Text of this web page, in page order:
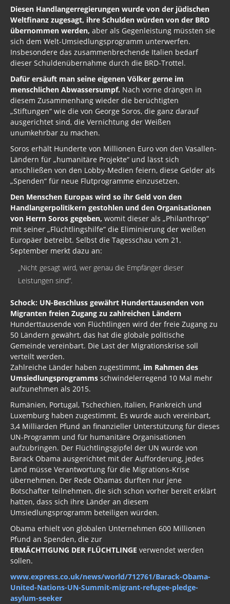
Diesen Handlangerregierungen wurde von der jüdischen
Weltfinanz zugesagt, ihre Schulden würden von der BRD
übernommen werden, aber als Gegenleistung müssten sie
sich dem Welt-Umsiedlungsprogramm unterwerfen.
Insbesondere das zusammenbrechende Italien bedarf
dieser Schuldenübernahme durch die BRD-Trottel.
Dafür ersäuft man seine eigenen Völker gerne im
menschlichen Abwassersumpf. Nach vorne drängen in
diesem Zusammenhang wieder die berüchtigten
„Stiftungen“ wie die von George Soros, die ganz darauf
ausgerichtet sind, die Vernichtung der Weißen
unumkehrbar zu machen.
Soros erhält Hunderte von Millionen Euro von den Vasallen-
Ländern für „humanitäre Projekte“ und lässt sich
anschließen von den Lobby-Medien feiern, diese Gelder als
„Spenden“ für neue Flutprogramme einzusetzen.
Den Menschen Europas wird so ihr Geld von den
Handlangerpolitikern gestohlen und den Organisationen
von Herrn Soros gegeben, womit dieser als „Philanthrop“
mit seiner „Flüchtlingshilfe“ die Eliminierung der weißen
Europäer betreibt. Selbst die Tagesschau vom 21.
September merkt dazu an:
„Nicht gesagt wird, wer genau die Empfänger dieser
Leistungen sind“.
Schock: UN-Beschluss gewährt Hunderttausenden von
Migranten freien Zugang zu zahlreichen Ländern
Hunderttausende von Flüchtlingen wird der freie Zugang zu
50 Ländern gewährt, das hat die globale politische
Gemeinde vereinbart. Die Last der Migrationskrise soll
verteilt werden.
Zahlreiche Länder haben zugestimmt, im Rahmen des
Umsiedlungsprogramms schwindelerregend 10 Mal mehr
aufzunehmen als 2015.
Rumänien, Portugal, Tschechien, Italien, Frankreich und
Luxemburg haben zugestimmt. Es wurde auch vereinbart,
3,4 Milliarden Pfund an finanzieller Unterstützung für dieses
UN-Programm und für humanitäre Organisationen
aufzubringen. Der Flüchtlingsgipfel der UN wurde von
Barack Obama ausgerichtet mit der Aufforderung, jedes
Land müsse Verantwortung für die Migrations-Krise
übernehmen. Der Rede Obamas durften nur jene
Botschafter teilnehmen, die sich schon vorher bereit erklärt
hatten, dass sich ihre Länder an diesem
Umsiedlungsprogramm beteiligen würden.
Obama erhielt von globalen Unternehmen 600 Millionen
Pfund an Spenden, die zur
ERMÄCHTIGUNG DER FLÜCHTLINGE verwendet werden
sollen.
www.express.co.uk/news/world/712761/Barack-Obama-
United-Nations-UN-Summit-migrant-refugee-pledge-
asylum-seeker